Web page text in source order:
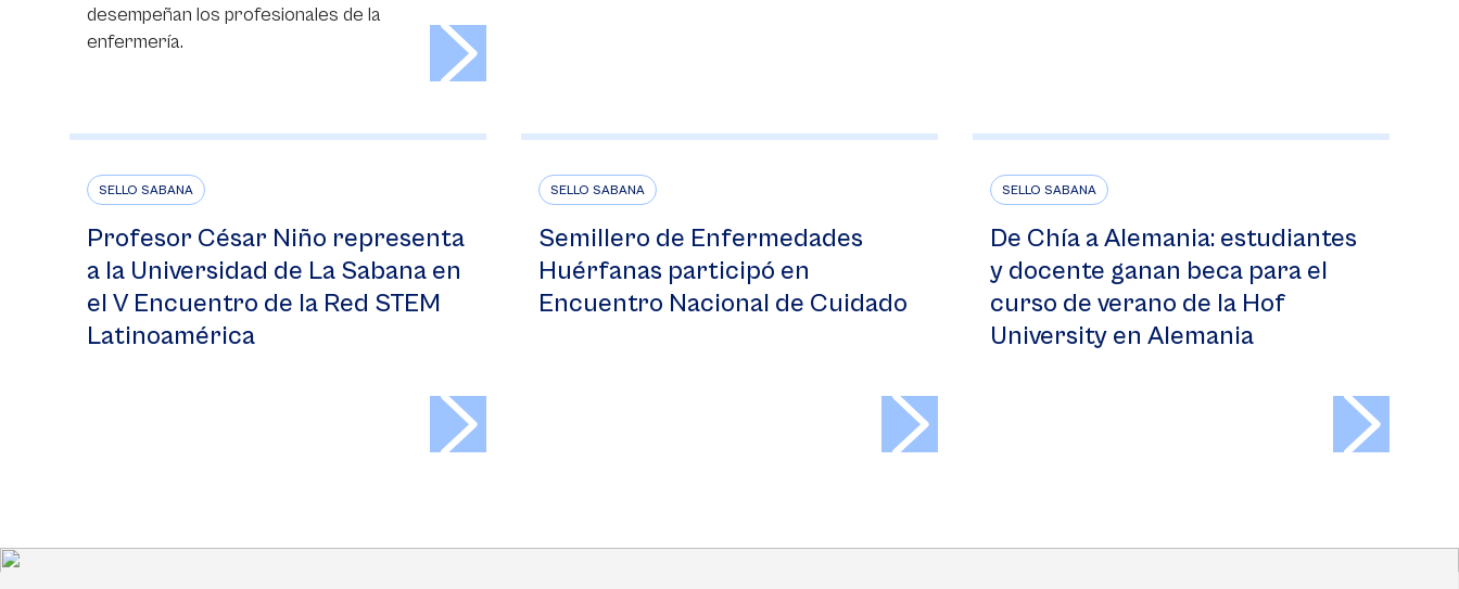
desempeñan los profesionales de la
enfermería.
SELLO SABANA
Profesor César Niño representa
a la Universidad de La Sabana en
el V Encuentro de la Red STEM
Latinoamérica
SELLO SABANA
Semillero de Enfermedades
Huérfanas participó en
Encuentro Nacional de Cuidado
SELLO SABANA
De Chía a Alemania: estudiantes
y docente ganan beca para el
curso de verano de la Hof
University en Alemania